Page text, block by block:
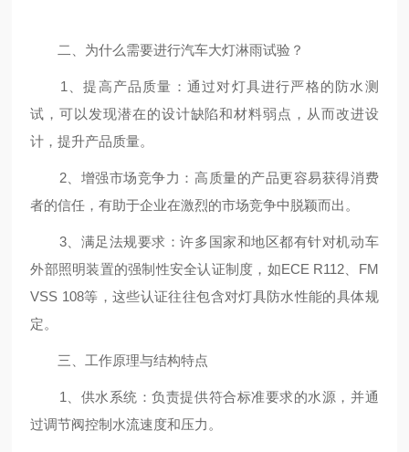
二、为什么需要进行汽车大灯淋雨试验？
1、提高产品质量：通过对灯具进行严格的防水测
试，可以发现潜在的设计缺陷和材料弱点，从而改进设
计，提升产品质量。
2、增强市场竞争力：高质量的产品更容易获得消费
者的信任，有助于企业在激烈的市场竞争中脱颖而出。
3、满足法规要求：许多国家和地区都有针对机动车
外部照明装置的强制性安全认证制度，如ECE R112、FM
VSS 108等，这些认证往往包含对灯具防水性能的具体规
定。
三、工作原理与结构特点
1、供水系统：负责提供符合标准要求的水源，并通
过调节阀控制水流速度和压力。